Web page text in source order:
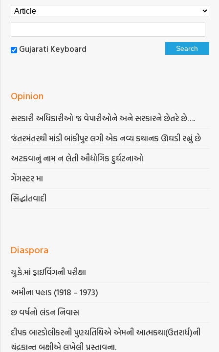
Gujarati Keyboard
Opinion
સરકારી અધિકારીઓ જ વેપારીઓને અને સરકારને છેતરે છે….
જંતરમંતરથી માંડી બાંકીપુર લગી એક નવ્ય કથાનક ઊઘડી રહ્યું છે
અટકવાનું નામ ન લેતી ઔદ્યોગિક દુર્ઘટનાઓ
ગેંગસ્ટર મા
સિદ્ધાંતવાદી
Diaspora
યુ.કે.માં ડ્રાઇવિંગની પરીક્ષા
અમીના પહાડ (1918 – 1973)
છ વર્ષનો લંડન નિવાસ
દીપક બારડોલીકરની પુણ્યતિથિએ એમની આત્મકથા(ઉત્તરાર્ધ)ની
ચંદ્રકાન્ત બક્ષીએ લખેલી પ્રસ્તાવના.